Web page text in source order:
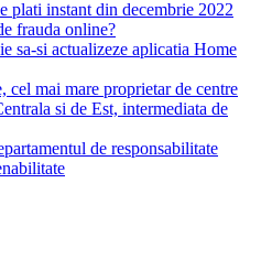
plati instant din decembrie 2022
frauda online?
sa-si actualizeze aplicatia Home
cel mai mare proprietar de centre
si de Est, intermediata de
de responsabilitate